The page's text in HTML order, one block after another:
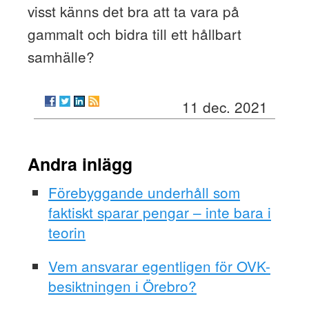
visst känns det bra att ta vara på
gammalt och bidra till ett hållbart
samhälle?
11 dec. 2021
Andra inlägg
Förebyggande underhåll som
faktiskt sparar pengar – inte bara i
teorin
Vem ansvarar egentligen för OVK-
besiktningen i Örebro?